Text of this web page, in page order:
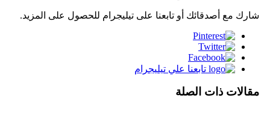
شارك مع أصدقائك أو تابعنا على تيليجرام للحصول على المزيد.
تابعنا علي تيليجرام
مقالات ذات الصلة